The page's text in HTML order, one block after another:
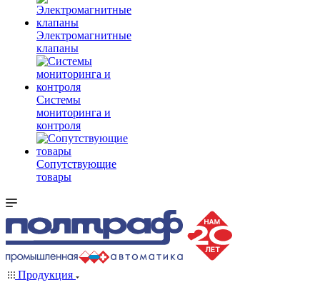
Электромагнитные
клапаны
Системы
мониторинга и
контроля
Сопутствующие
товары
Продукция